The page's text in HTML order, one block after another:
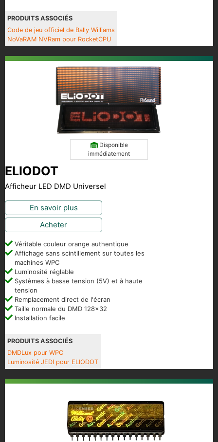
PRODUITS ASSOCIÉS
Code de jeu officiel de Bally Williams
NoVaRAM NVRam pour RocketCPU
Disponible
immédiatement
ELIODOT
Afficheur LED DMD Universel
En savoir plus
Acheter
Véritable couleur orange authentique
Affichage sans scintillement sur toutes les
machines WPC
Luminosité réglable
Systèmes à basse tension (5V) et à haute
tension
Remplacement direct de l'écran
Taille normale du DMD 128x32
Installation facile
PRODUITS ASSOCIÉS
DMDLux pour WPC
Luminosité JEDI pour ELIODOT